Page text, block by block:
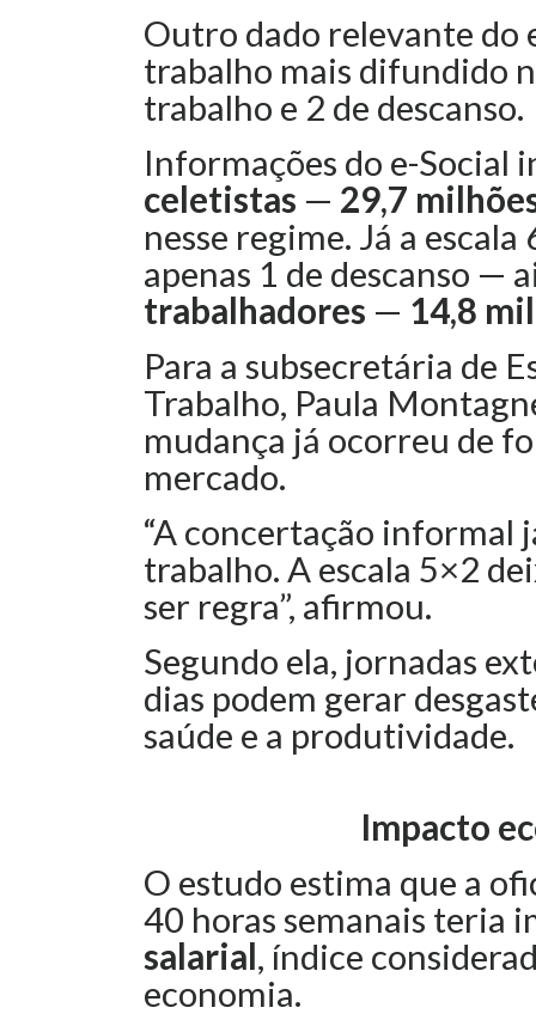
Outro dado relevante do
trabalho mais difundido
trabalho e 2 de descanso.
Informações do e-Social
celetistas — 29,7
nesse regime. Já a
apenas 1 de descanso —
trabalhadores — 14,8
Para a subsecretária de
Trabalho, Paula
mudança já ocorreu de
mercado.
“A concertação informal
trabalho. A escala 5×2
ser regra”, afirmou.
Segundo ela, jornadas
dias podem gerar
saúde e a produtividade.
Impacto
O estudo estima que a
40 horas semanais teria
salarial, índice
economia.